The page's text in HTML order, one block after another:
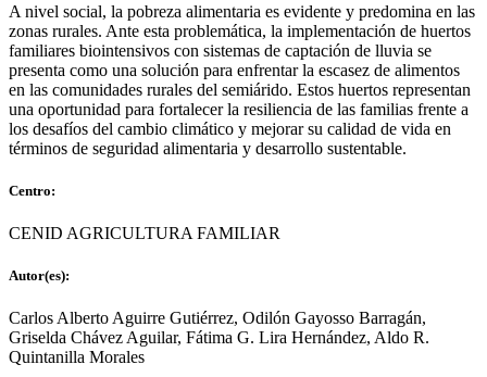
A nivel social, la pobreza alimentaria es evidente y predomina en las
zonas rurales. Ante esta problemática, la implementación de huertos
familiares biointensivos con sistemas de captación de lluvia se
presenta como una solución para enfrentar la escasez de alimentos
en las comunidades rurales del semiárido. Estos huertos representan
una oportunidad para fortalecer la resiliencia de las familias frente a
los desafíos del cambio climático y mejorar su calidad de vida en
términos de seguridad alimentaria y desarrollo sustentable.
Centro:
CENID AGRICULTURA FAMILIAR
Autor(es):
Carlos Alberto Aguirre Gutiérrez, Odilón Gayosso Barragán,
Griselda Chávez Aguilar, Fátima G. Lira Hernández, Aldo R.
Quintanilla Morales